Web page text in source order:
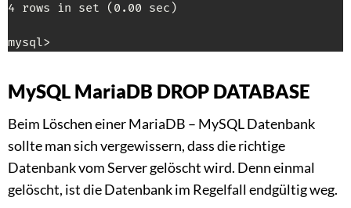
4 rows in set (0.00 sec)
mysql>
MySQL MariaDB DROP DATABASE
Beim Löschen einer MariaDB – MySQL Datenbank
sollte man sich vergewissern, dass die richtige
Datenbank vom Server gelöscht wird. Denn einmal
gelöscht, ist die Datenbank im Regelfall endgültig weg.